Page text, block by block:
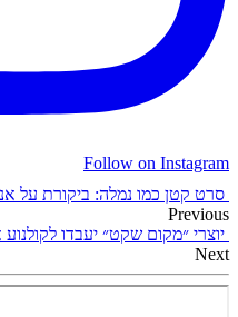
Follow on Instagram
סרט קטן כמו נמלה: ביקורת על
Previous
יוצרי ״מקום שקט״ יעבדו לקולנוע
Next